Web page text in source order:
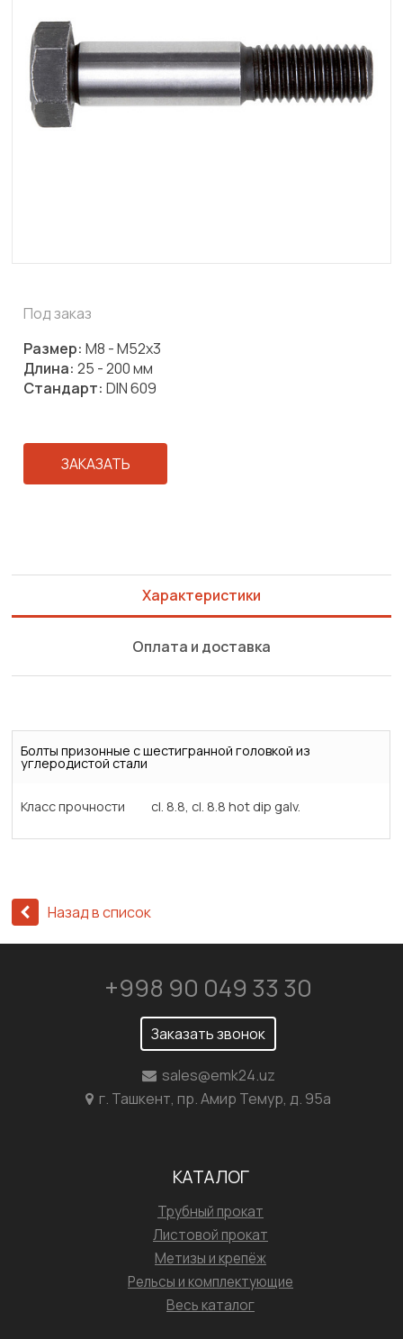
Под заказ
Размер: М8 - М52х3
Длина: 25 - 200 мм
Стандарт: DIN 609
ЗАКАЗАТЬ
Характеристики
Оплата и доставка
Болты призонные с шестигранной головкой из
углеродистой стали
Класс прочности cl. 8.8, cl. 8.8 hot dip galv.
Назад в список
+998 90 049 33 30
Заказать звонок
sales@emk24.uz
г. Ташкент, пр. Амир Темур, д. 95а
КАТАЛОГ
Трубный прокат
Листовой прокат
Метизы и крепёж
Рельсы и комплектующие
Весь каталог